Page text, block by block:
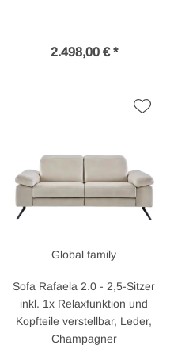
2.498,00 € *
Global family
Sofa Rafaela 2.0 - 2,5-Sitzer
inkl. 1x Relaxfunktion und
Kopfteile verstellbar, Leder,
Champagner